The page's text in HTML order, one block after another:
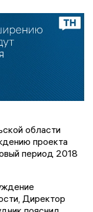
области
проекта
период 2018
Директор